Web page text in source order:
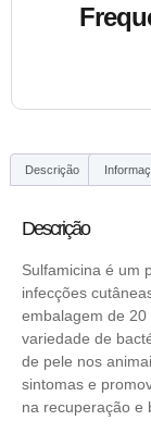
Descrição
Descrição
Sulfamicina é um
infecções
embalagem de
variedade de
de pele nos
sintomas e
na recuperação e